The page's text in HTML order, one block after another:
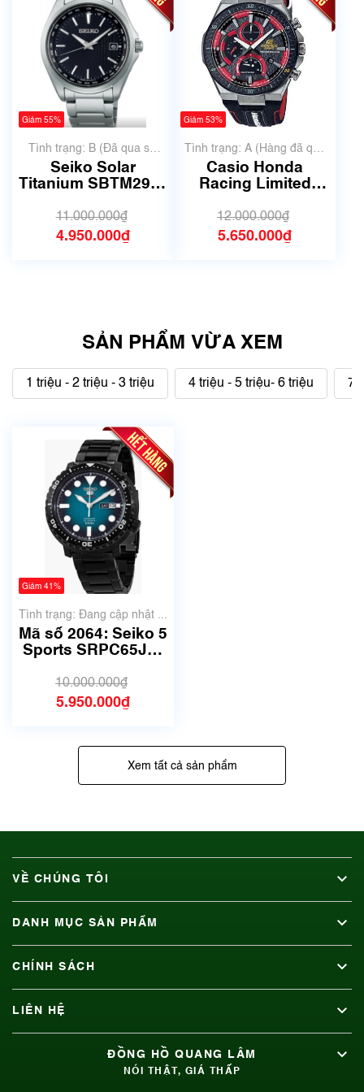
Giảm 55%
Tình trạng: B (Đã qua sử
dụng, hàng đẹp, có chút
xước dăm)
Seiko Solar
Titanium SBTM291 |
số 6279
11.000.000₫
4.950.000₫
Giảm 53%
Tình trạng: A (Hàng đã qua
sử dụng nhưng rất đẹp,
không có xước)
Casio Honda
Racing Limited
560HR-1AJF | Size
42mm | 5741B
12.000.000₫
5.650.000₫
SẢN PHẨM VỪA XEM
1 triệu - 2 triệu - 3 triệu 4 triệu - 5 triệu- 6 triệu 7
Giảm 41%
Tình trạng: Đang cập nhật ...
Mã số 2064: Seiko 5
Sports SRPC65J1 |
10.000.000₫
5.950.000₫
Xem tất cả sản phẩm
VỀ CHÚNG TÔI
DANH MỤC SẢN PHẨM
CHÍNH SÁCH
LIÊN HỆ
ĐỒNG HỒ QUANG LÂM
NÓI THẬT, GIÁ THẤP